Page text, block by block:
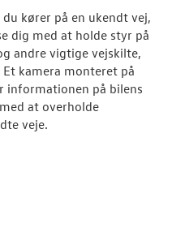
du kører på en ukendt vej,
dig med at holde styr på
andre vigtige vejskilte,
Et kamera monteret på
informationen på bilens
at overholde
veje.